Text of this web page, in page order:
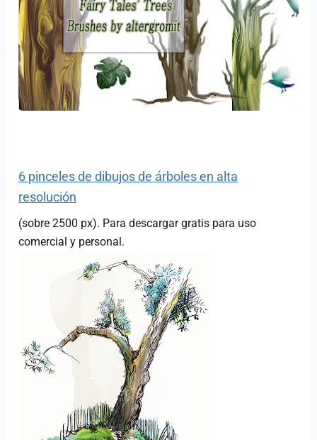
6 pinceles de dibujos de árboles en alta
resolución
(sobre 2500 px). Para descargar gratis para uso
comercial y personal.